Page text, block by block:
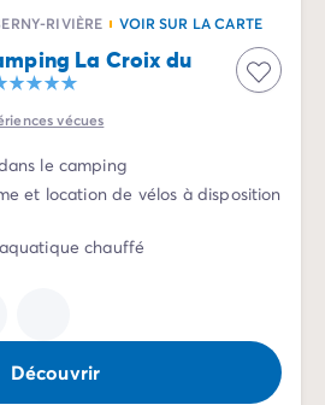
sur-Mer
RIVIÈRE VOIR SUR LA CARTE
La Croix du
vécues
le camping
et location de vélos à disposition
chauffé
Découvrir